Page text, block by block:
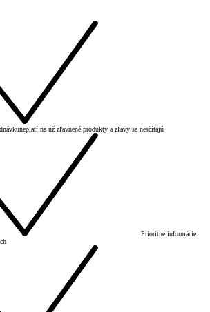
neplatí na už zľavnené produkty a zľavy sa nesčítajú
Prioritné informácie